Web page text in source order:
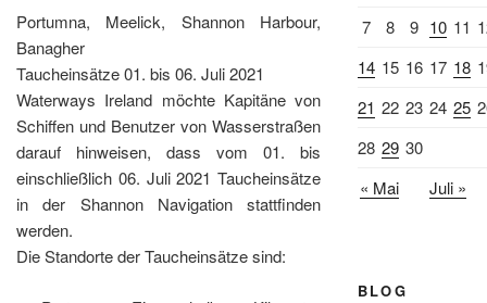
Portumna, Meelick, Shannon Harbour,
Banagher
Taucheinsätze 01. bis 06. Juli 2021
Waterways Ireland möchte Kapitäne von
Schiffen und Benutzer von Wasserstraßen
darauf hinweisen, dass vom 01. bis
einschließlich 06. Juli 2021 Taucheinsätze
in der Shannon Navigation stattfinden
werden.
Die Standorte der Taucheinsätze sind:
7
8 9 10 11
14 15 16 17 18
21 22 23 24 25
28 29 30
« Mai
Juli »
BLOG